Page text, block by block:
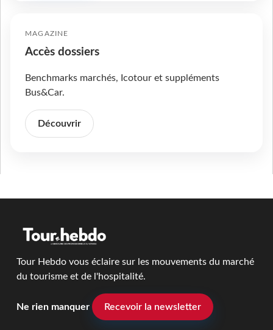
MAGAZINE
Accès dossiers
Benchmarks marchés, Icotour et suppléments
Bus&Car.
Découvrir
Tour Hebdo vous éclaire sur les mouvements du marché
du tourisme et de l'hospitalité.
Ne rien manquer Recevoir la newsletter